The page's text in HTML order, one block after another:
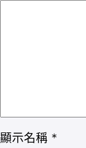
顯示名稱 *